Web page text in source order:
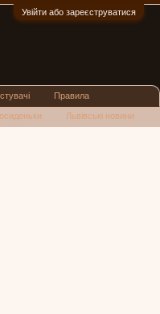
Увійти або зареєструватися
Правила
Львівські новини